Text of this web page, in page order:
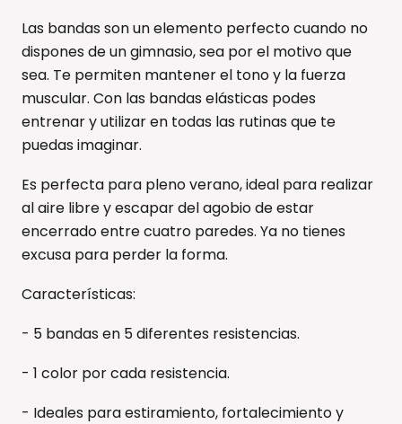
Las bandas son un elemento perfecto cuando no
dispones de un gimnasio, sea por el motivo que
sea. Te permiten mantener el tono y la fuerza
muscular. Con las bandas elásticas podes
entrenar y utilizar en todas las rutinas que te
puedas imaginar.
Es perfecta para pleno verano, ideal para realizar
al aire libre y escapar del agobio de estar
encerrado entre cuatro paredes. Ya no tienes
excusa para perder la forma.
Características:
- 5 bandas en 5 diferentes resistencias.
- 1 color por cada resistencia.
- Ideales para estiramiento, fortalecimiento y